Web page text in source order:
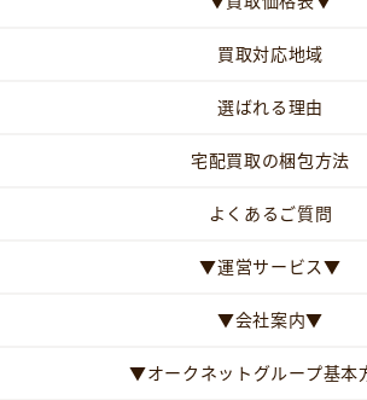
買取対応地域
選ばれる理由
宅配買取の梱包方法
よくあるご質問
▼運営サービス▼
▼会社案内▼
▼オークネットグループ基